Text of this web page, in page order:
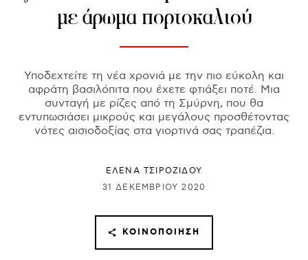
με άρωμα πορτοκαλιού
Υποδεχτείτε τη νέα χρονιά με την πιο εύκολη και
αφράτη βασιλόπιτα που έχετε φτιάξει ποτέ. Μια
συνταγή με ρίζες από τη Σμύρνη, που θα
εντυπωσιάσει μικρούς και μεγάλους προσθέτοντας
νότες αισιοδοξίας στα γιορτινά σας τραπέζια.
ΈΛΕΝΑ ΤΣΙΡΟΖΊΔΟΥ
31 ΔΕΚΕΜΒΡΊΟΥ 2020
ΚΟΙΝΟΠΟΊΗΣΗ